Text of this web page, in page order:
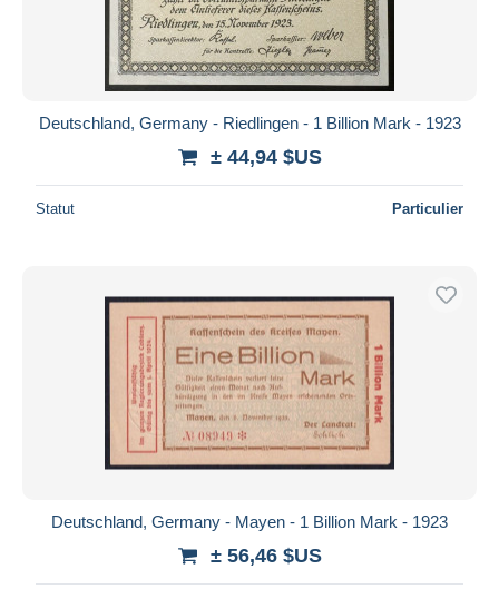
Deutschland, Germany - Riedlingen - 1 Billion Mark - 1923
± 44,94 $US
Statut Particulier
Deutschland, Germany - Mayen - 1 Billion Mark - 1923
± 56,46 $US